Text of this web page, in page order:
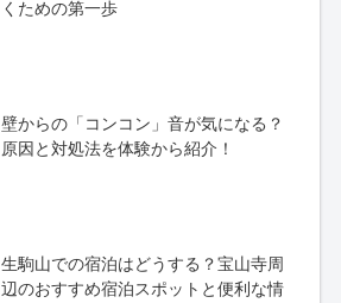
くための第一歩
壁からの「コンコン」音が気になる？
原因と対処法を体験から紹介！
生駒山での宿泊はどうする？宝山寺周
辺のおすすめ宿泊スポットと便利な情